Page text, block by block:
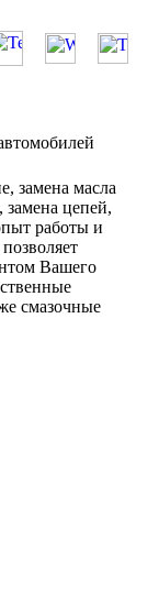
замена масла
цепей,
работы и
Вашего
смазочные